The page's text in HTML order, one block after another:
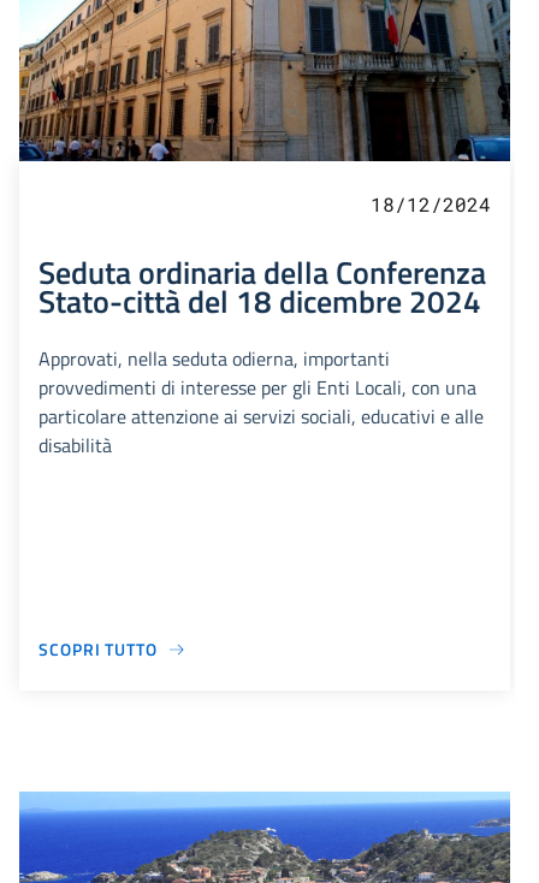
18/12/2024
Seduta ordinaria della Conferenza
Stato-città del 18 dicembre 2024
Approvati, nella seduta odierna, importanti
provvedimenti di interesse per gli Enti Locali, con una
particolare attenzione ai servizi sociali, educativi e alle
disabilità
SCOPRI TUTTO